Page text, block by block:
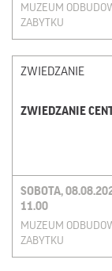
MUZEUM
ZABYTKU
ZWIEDZANIE
ZWIEDZANIE
SOBOTA,
11.00
MUZEUM
ZABYTKU